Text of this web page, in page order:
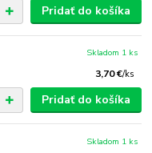
Pridať do košíka
3,70 €/ks
Skladom 1 ks
Pridať do košíka
Skladom 1 ks